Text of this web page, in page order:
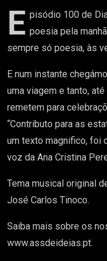
E pisódio 100 de
poesia pela
sempre só poesia, às
E num instante
uma viagem e tanto,
remetem para
“Contributo para as
um texto magnifico, foi
voz da Ana Cristina
Tema musical original
José Carlos Tinoco.
Saiba mais sobre os
www.assdeideias.pt.